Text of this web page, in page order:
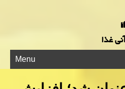
غذا
Menu